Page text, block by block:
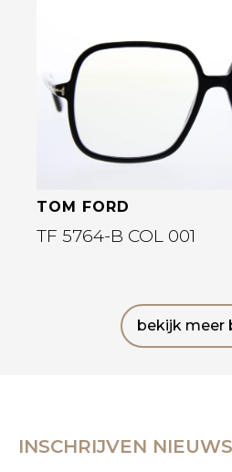
TOM FORD
TF 5764-B COL 001
bekijk meer
INSCHRIJVEN